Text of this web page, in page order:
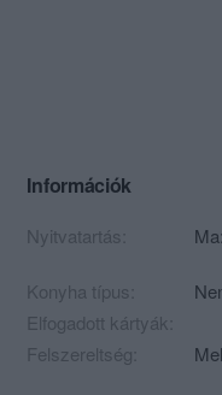
Információk
Nyitvatartás:
Konyha típus:
Elfogadott kártyák:
Felszereltség: